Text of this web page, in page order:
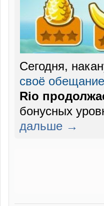
Сегодня,
своё обещание
Rio
бонусных
дальше →